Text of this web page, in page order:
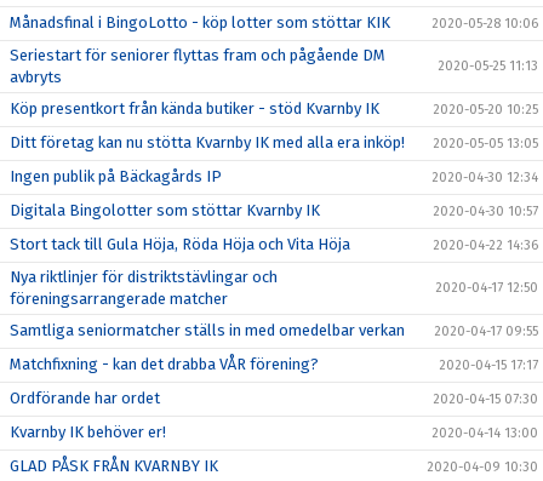
Månadsfinal i BingoLotto - köp lotter som stöttar KIK 2020-05-28 10:06
Seriestart för seniorer flyttas fram och pågående DM
avbryts
2020-05-25 11:13
Köp presentkort från kända butiker - stöd Kvarnby IK 2020-05-20 10:25
Ditt företag kan nu stötta Kvarnby IK med alla era inköp! 2020-05-05 13:05
Ingen publik på Bäckagårds IP 2020-04-30 12:34
Digitala Bingolotter som stöttar Kvarnby IK 2020-04-30 10:57
Stort tack till Gula Höja, Röda Höja och Vita Höja 2020-04-22 14:36
Nya riktlinjer för distriktstävlingar och
föreningsarrangerade matcher
2020-04-17 12:50
Samtliga seniormatcher ställs in med omedelbar verkan 2020-04-17 09:55
Matchfixning - kan det drabba VÅR förening? 2020-04-15 17:17
Ordförande har ordet 2020-04-15 07:30
Kvarnby IK behöver er! 2020-04-14 13:00
GLAD PÅSK FRÅN KVARNBY IK 2020-04-09 10:30